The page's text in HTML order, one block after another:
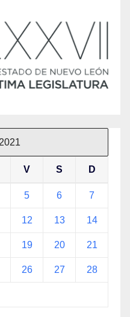
V S D
5 6 7
12 13 14
19 20 21
26 27 28